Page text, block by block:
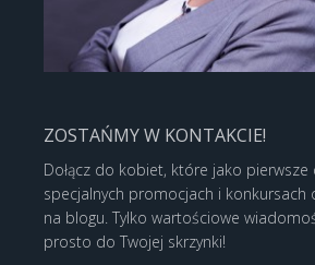
ZOSTAŃMY W KONTAKCIE!
Dołącz do kobiet, które jako
specjalnych promocjach i konkursach
na blogu. Tylko wartościowe
prosto do Twojej skrzynki!